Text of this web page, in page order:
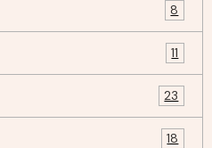
8
11
23
18